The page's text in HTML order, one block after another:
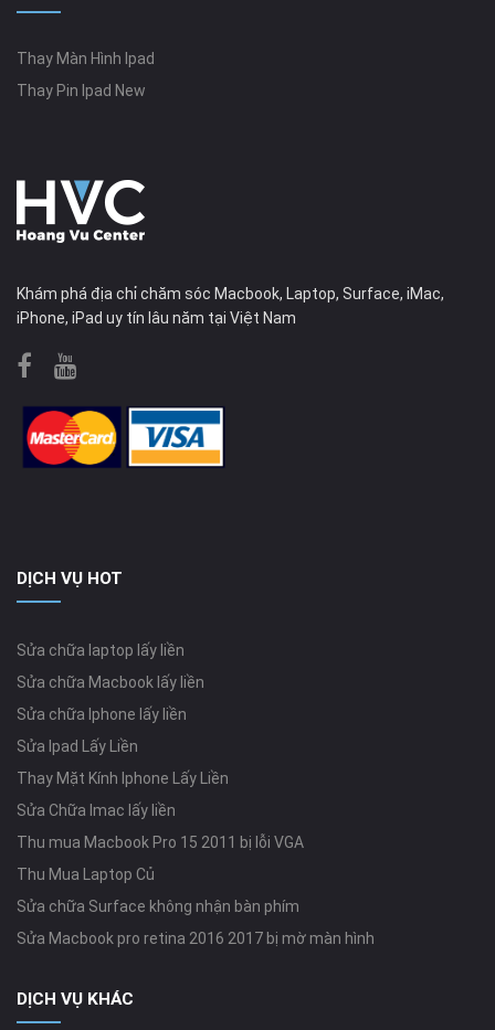
Thay Màn Hình Ipad
Thay Pin Ipad New
Khám phá địa chỉ chăm sóc Macbook, Laptop, Surface, iMac,
iPhone, iPad uy tín lâu năm tại Việt Nam
DỊCH VỤ HOT
Sửa chữa laptop lấy liền
Sửa chữa Macbook lấy liền
Sửa chữa Iphone lấy liền
Sửa Ipad Lấy Liền
Thay Mặt Kính Iphone Lấy Liền
Sửa Chữa Imac lấy liền
Thu mua Macbook Pro 15 2011 bị lỗi VGA
Thu Mua Laptop Củ
Sửa chữa Surface không nhận bàn phím
Sửa Macbook pro retina 2016 2017 bị mờ màn hình
DỊCH VỤ KHÁC